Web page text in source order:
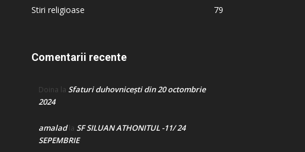
Stiri religioase
79
Comentarii recente
Doina la Sfaturi duhovnicești din 20 octombrie
2024
amaladla SF SILUAN ATHONITUL -11/ 24
SEPEMBRIE